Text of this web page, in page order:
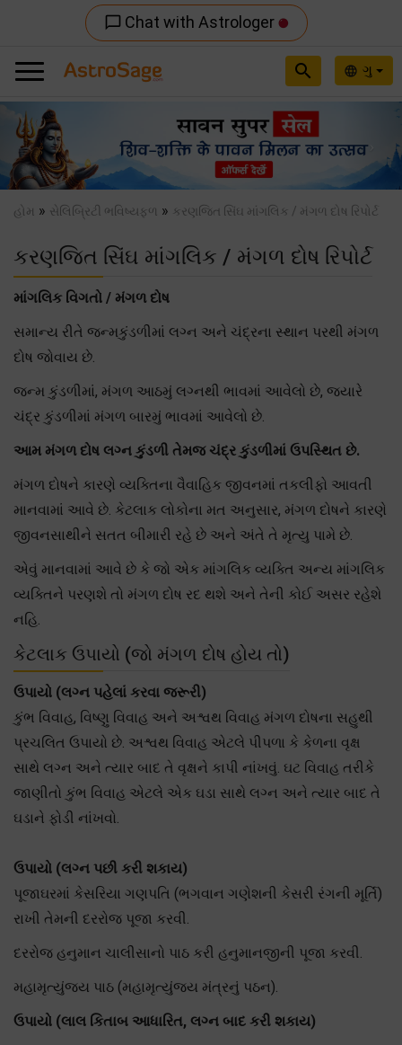
chat_bubble_outline Chat with Astrologer
language ગુ
search
Previous
હોમ » સેલિબ્રિટી ભવિષ્યફળ » કરણજિત સિંઘ માંગલિક / મંગળ દોષ રિપોર્ટ
કરણજિત સિંઘ માંગલિક / મંગળ દોષ રિપોર્ટ
માંગલિક વિગતો / મંગળ દોષ
સમાન્ય રીતે જન્મકુંડળીમાં લગ્ન અને ચંદ્રના સ્થાન પરથી મંગળ
દોષ જોવાય છે.
જન્મ કુંડળીમાં, મંગળ આઠમું લગ્નથી ભાવમાં આવેલો છે, જયારે
ચંદ્ર કુંડળીમાં મંગળ બારમું ભાવમાં આવેલો છે.
આમ મંગળ દોષ લગ્ન કુંડળી તેમજ ચંદ્ર કુંડળીમાં ઉપસ્થિત છે.
મંગળ દોષને કારણે વ્યક્તિના વૈવાહિક જીવનમાં તકલીફો આવતી
માનવામાં આવે છે. કેટલાક લોકોના મત અનુસાર, મંગળ દોષને કારણે
જીવનસાથીને સતત બીમારી રહે છે અને અંતે તે મૃત્યુ પામે છે.
એવું માનવામાં આવે છે કે જો એક માંગલિક વ્યક્તિ અન્ય માંગલિક
વ્યક્તિને પરણશે તો મંગળ દોષ રદ થશે અને તેની કોઈ અસર રહેશે
નહિ.
કેટલાક ઉપાયો (જો મંગળ દોષ હોય તો)
ઉપાયો (લગ્ન પહેલાં કરવા જરૂરી)
કુંભ વિવાહ, વિષ્ણુ વિવાહ અને અશ્વથ વિવાહ મંગળ દોષના સહુથી
પ્રચલિત ઉપાયો છે. અશ્વથ વિવાહ એટલે પીપળા કે કેળના વૃક્ષ
સાથે લગ્ન અને ત્યાર બાદ તે વૃક્ષને કાપી નાંખવું. ઘટ વિવાહ તરીકે
જાણીતો કુંભ વિવાહ એટલે એક ઘડા સાથે લગ્ન અને ત્યાર બાદ તે
ઘડાને ફોડી નાંખવો.
ઉપાયો (લગ્ન પછી કરી શકાય)
પૂજાઘરમાં કેસરિયા ગણપતિ (ભગવાન ગણેશની કેસરી રંગની મૂર્તિ)
રાખી તેમની દરરોજ પૂજા કરવી.
દરરોજ હનુમાન ચાલીસાનો પાઠ કરી હનુમાનજીની પૂજા કરવી.
મહામૃત્યુંજય પાઠ (મહામૃત્યુંજય મંત્રનું પઠન).
ઉપાયો (લાલ કિતાબ આધારિત, લગ્ન બાદ કરી શકાય)